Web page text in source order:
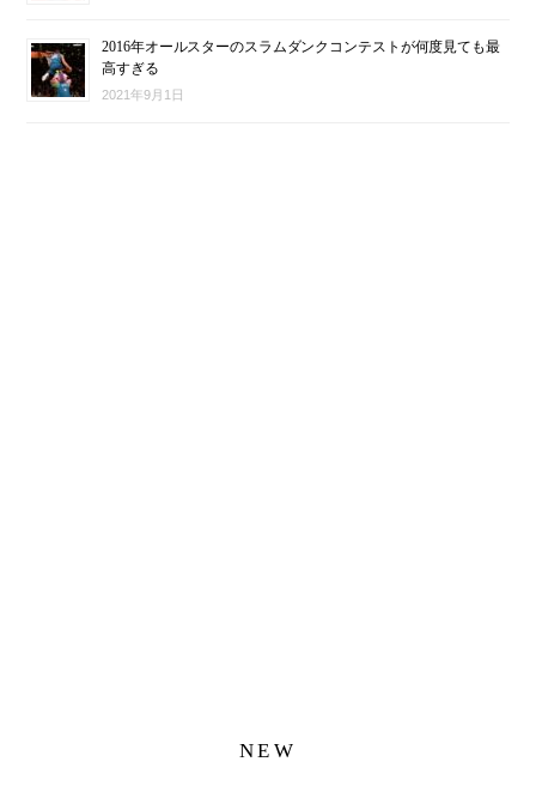
2016年オールスターのスラムダンクコンテストが何度見ても最
高すぎる
2021年9月1日
NEW